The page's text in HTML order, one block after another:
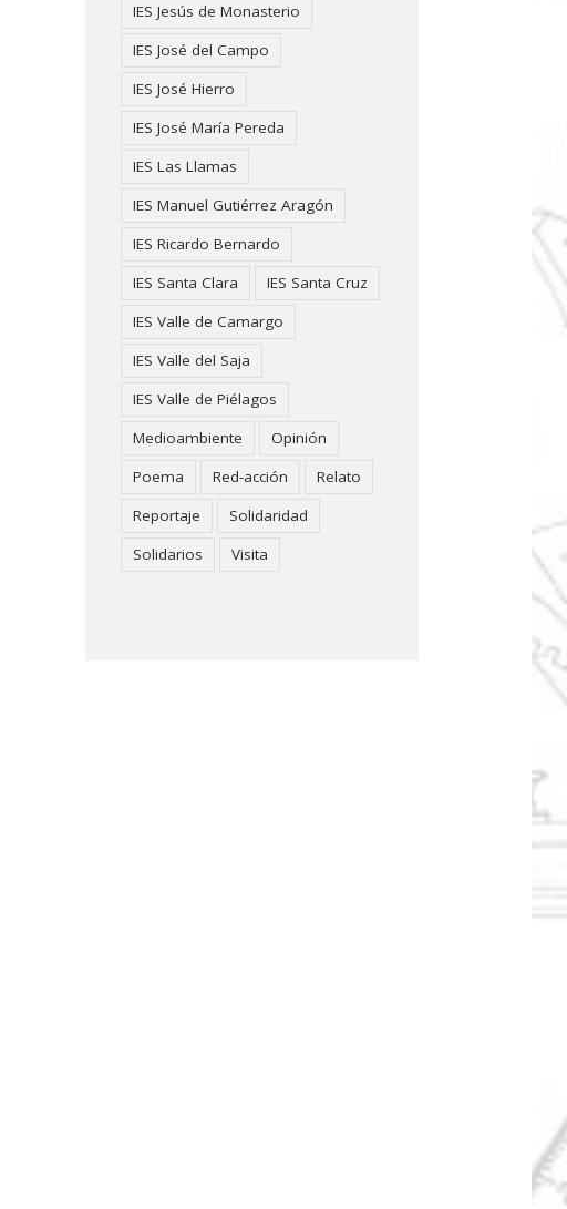
IES Jesús de Monasterio
IES José del Campo
IES José Hierro
IES José María Pereda
IES Las Llamas
IES Manuel Gutiérrez Aragón
IES Ricardo Bernardo
IES Santa Clara
IES Santa Cruz
IES Valle de Camargo
IES Valle del Saja
IES Valle de Piélagos
Medioambiente
Opinión
Poema
Red-acción
Relato
Reportaje
Solidaridad
Solidarios
Visita